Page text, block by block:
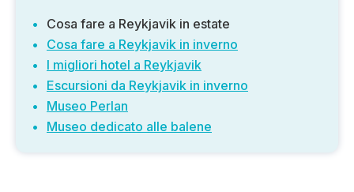
Cosa fare a Reykjavik in estate
Cosa fare a Reykjavik in inverno
I migliori hotel a Reykjavik
Escursioni da Reykjavik in inverno
Museo Perlan
Museo dedicato alle balene